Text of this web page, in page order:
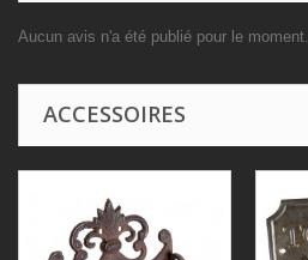
Aucun avis n'a été publié pour le moment.
ACCESSOIRES